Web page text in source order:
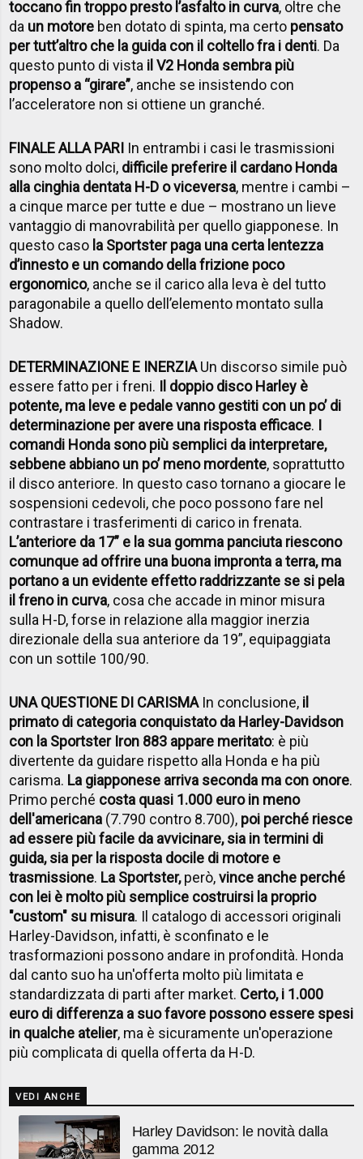
toccano fin troppo presto l’asfalto in curva, oltre che
da un motore ben dotato di spinta, ma certo pensato
per tutt’altro che la guida con il coltello fra i denti. Da
questo punto di vista il V2 Honda sembra più
propenso a “girare”, anche se insistendo con
l’acceleratore non si ottiene un granché.
FINALE ALLA PARI In entrambi i casi le trasmissioni
sono molto dolci, difficile preferire il cardano Honda
alla cinghia dentata H-D o viceversa, mentre i cambi –
a cinque marce per tutte e due – mostrano un lieve
vantaggio di manovrabilità per quello giapponese. In
questo caso la Sportster paga una certa lentezza
d’innesto e un comando della frizione poco
ergonomico, anche se il carico alla leva è del tutto
paragonabile a quello dell’elemento montato sulla
Shadow.
DETERMINAZIONE E INERZIAUn discorso simile può
essere fatto per i freni. Il doppio disco Harley è
potente, ma leve e pedale vanno gestiti con un po’ di
determinazione per avere una risposta efficace. I
comandi Honda sono più semplici da interpretare,
sebbene abbiano un po’ meno mordente, soprattutto
il disco anteriore. In questo caso tornano a giocare le
sospensioni cedevoli, che poco possono fare nel
contrastare i trasferimenti di carico in frenata.
L’anteriore da 17” e la sua gomma panciuta riescono
comunque ad offrire una buona impronta a terra, ma
portano a un evidente effetto raddrizzante se si pela
il freno in curva, cosa che accade in minor misura
sulla H-D, forse in relazione alla maggior inerzia
direzionale della sua anteriore da 19”, equipaggiata
con un sottile 100/90.
UNA QUESTIONE DI CARISMAIn conclusione, il
primato di categoria conquistato da Harley-Davidson
con la Sportster Iron 883 appare meritato: è più
divertente da guidare rispetto alla Honda e ha più
carisma. La giapponese arriva seconda ma con onore.
Primo perché costa quasi 1.000 euro in meno
dell'americana (7.790 contro 8.700), poi perché riesce
ad essere più facile da avvicinare, sia in termini di
guida, sia per la risposta docile di motore e
trasmissione. La Sportster,però,vince anche perché
con lei è molto più semplice costruirsi la proprio
"custom" su misura. Il catalogo di accessori originali
Harley-Davidson, infatti, è sconfinato e le
trasformazioni possono andare in profondità. Honda
dal canto suo ha un'offerta molto più limitata e
standardizzata di parti after market. Certo, i 1.000
euro di differenza a suo favore possono essere spesi
in qualche atelier, ma è sicuramente un'operazione
più complicata di quella offerta da H-D.
VEDI ANCHE
Harley Davidson: le novità dalla
gamma 2012